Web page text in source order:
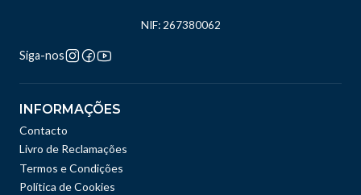
NIF: 267380062
Siga-nos
INFORMAÇÕES
Contacto
Livro de Reclamações
Termos e Condições
Política de Cookies